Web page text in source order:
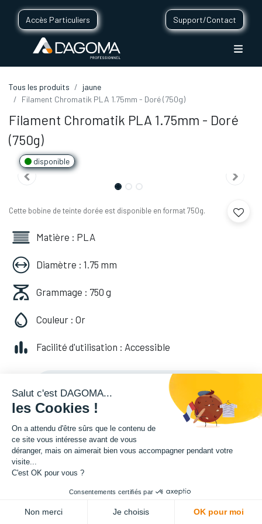
Accès Particuliers Support/Contact
Tous les produits
jaune
Filament Chromatik PLA 1.75mm - Doré (750g)
Filament Chromatik PLA 1.75mm - Doré
(750g)
disponible
Cette bobine de teinte dorée est disponible en format 750g.
Matière : PLA
Diamètre : 1.75 mm
Grammage : 750 g
Couleur : Or
Facilité d'utilisation : Accessible
20,82€HT
(20,82 TVA comprise)
Salut c'est DAGOMA...
les Cookies !
On a attendu d'être sûrs que le contenu de
ce site vous intéresse avant de vous
déranger, mais on aimerait bien vous accompagner pendant votre
visite...
C'est OK pour vous ?
Consentements certifiés par
Non merci Je choisis OK pour moi